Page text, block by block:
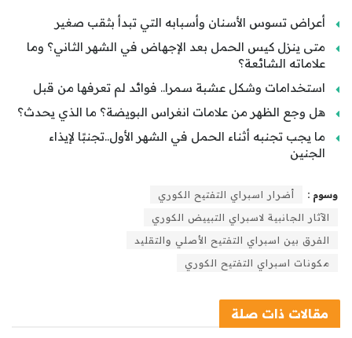
أعراض تسوس الأسنان وأسبابه التي تبدأ بثقب صغير
متى ينزل كيس الحمل بعد الإجهاض في الشهر الثاني؟ وما
علاماته الشائعة؟
استخدامات وشكل عشبة سمرا.. فوائد لم تعرفها من قبل
هل وجع الظهر من علامات انغراس البويضة؟ ما الذي يحدث؟
ما يجب تجنبه أثناء الحمل في الشهر الأول..تجنبًا لإيذاء
الجنين
وسوم :
أضرار اسبراي التفتيح الكوري
الآثار الجانبية لاسبراي التبييض الكوري
الفرق بين اسبراي التفتيح الأصلي والتقليد
مكونات اسبراي التفتيح الكوري
مقالات ذات صلة